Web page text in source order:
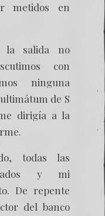
metidos en
la salida no
con
ninguna
de S
dirigía a la
todas las
y mi
De repente
del banco